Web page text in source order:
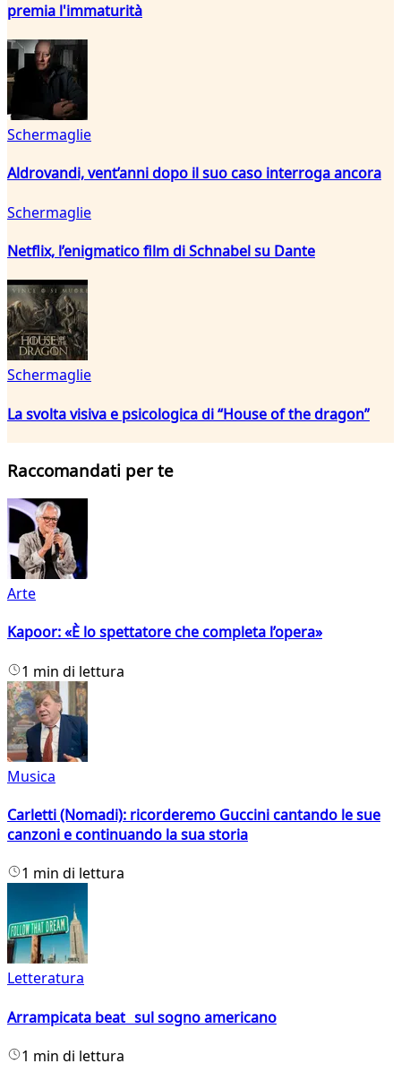
premia l'immaturità
Schermaglie
Aldrovandi, vent’anni dopo il suo caso interroga ancora
Schermaglie
Netflix, l’enigmatico film di Schnabel su Dante
Schermaglie
La svolta visiva e psicologica di “House of the dragon”
Raccomandati per te
Arte
Kapoor: «È lo spettatore che completa l’opera»
1 min di lettura
Musica
Carletti (Nomadi): ricorderemo Guccini cantando le sue
canzoni e continuando la sua storia
1 min di lettura
Letteratura
Arrampicata beat sul sogno americano
1 min di lettura